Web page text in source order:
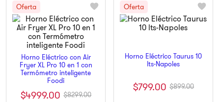
Horno Eléctrico con Air
Fryer XL Pro 10 en 1 con
Termómetro inteligente
Foodi
$4999.00 $8299.00
Horno Eléctrico Taurus 10
lts-Napoles
$799.00 $899.00
7.
ninja
8.
lavadora
pulsar
10. dji